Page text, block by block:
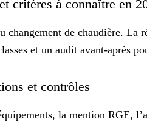
critères à connaître en
de chaudière.
et un audit avant-après
et contrôles
la mention RGE,